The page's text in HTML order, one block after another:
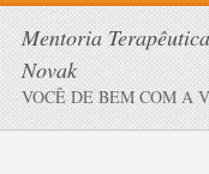
Mentoria
Novak
VOCÊ DE BEM COM A